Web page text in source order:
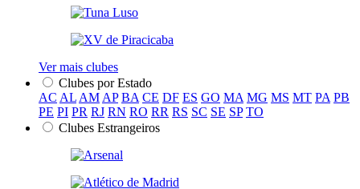
Ver mais clubes
Clubes por Estado
AC AL AM AP BA CE DF ES GO MA MG MS MT PA PB
PE PI PR RJ RN RO RR RS SC SE SP TO
Clubes Estrangeiros